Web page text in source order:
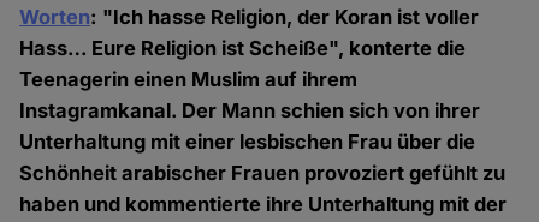
Worten: "Ich hasse Religion, der Koran ist voller
Hass… Eure Religion ist Scheiße", konterte die
Teenagerin einen Muslim auf ihrem
Instagramkanal. Der Mann schien sich von ihrer
Unterhaltung mit einer lesbischen Frau über die
Schönheit arabischer Frauen provoziert gefühlt zu
haben und kommentierte ihre Unterhaltung mit der